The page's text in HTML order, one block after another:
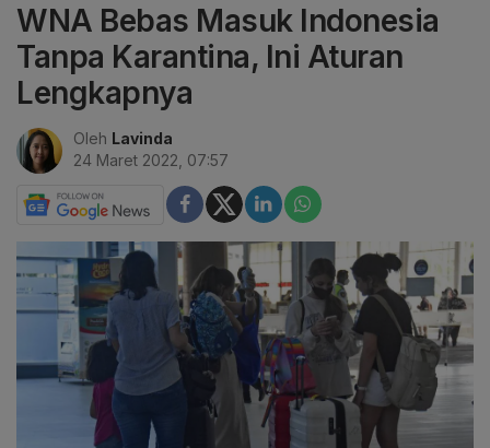
WNA Bebas Masuk Indonesia
Tanpa Karantina, Ini Aturan
Lengkapnya
Oleh Lavinda
24 Maret 2022, 07:57